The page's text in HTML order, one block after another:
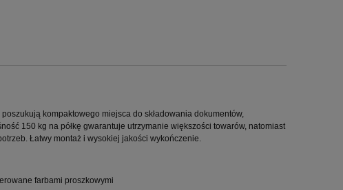
kompaktowego miejsca do składowania dokumentów,
150 kg na półkę gwarantuje utrzymanie większości towarów, natomiast
Łatwy montaż i wysokiej jakości wykończenie.
farbami proszkowymi